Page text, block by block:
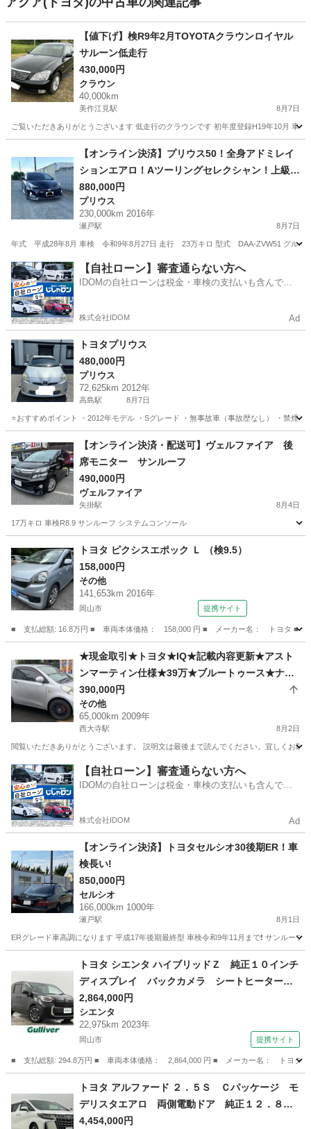
【値下げ】検R9年2月TOYOTAクラウンロイヤル
サルーン低走行
430,000円
クラウン
40,000km
美作江見駅 8月7日
ご覧いただきありがとうございます 低走行のクラウンです 初年度登録H19年10月 車
美作江見駅 クラウン クラウンロイヤル
【オンライン決済】プリウス50！全身アドミレイ
ションエアロ！Aツーリングセレクシャン！上級グ
レード
880,000円
プリウス
230,000km 2016年
瀬戸駅 8月7日
年式 平成28年8月 車検 令和9年8月27日 走行 23万キロ 型式 DAA-ZVW51 グルー
岡山 赤磐市 瀬戸駅 プリウス
【自社ローン】審査通らない方へ
IDOMの自社ローンは税金・車検の支払いも含んでい
株式会社IDOM Ad
トヨタプリウス
480,000円
プリウス
72,625km 2012年
高島駅 8月7日
⭐️おすすめポイント ・2012年モデル ・Sグレード ・無事故車（事故歴なし） ・禁煙
高島駅 プリウス トヨタプリウス
【オンライン決済・配送可】ヴェルファイア 後
席モニター サンルーフ
490,000円
ヴェルファイア
矢掛駅 8月4日
17万キロ 車検R8.9 サンルーフ システムコンソール
矢掛駅 ヴェルファイア サンルーフ
トヨタ ピクシスエポック Ｌ （検9.5）
158,000円
その他
141,653km 2016年
岡山市 提携サイト
■ 支払総額: 16.8万円 ■ 車両本体価格： 158,000 円 ■ メーカー名： トヨタ
その他
★現金取引★トヨタ★IQ★記載内容更新★アスト
ンマーティン仕様★39万★ブルートゥース★ナビ
★バックカメラ★２１年式★65000km走行★車検
令和10年7月まで★
390,000円
その他
65,000km 2009年
西大寺駅 8月2日
閲覧いただきありがとうございます。 説明文は最後まで読んでください。宜しく
岡山 岡山市 西大寺駅 その他 アストンマーティン
【自社ローン】審査通らない方へ
IDOMの自社ローンは税金・車検の支払いも含んでい
株式会社IDOM Ad
【オンライン決済】トヨタセルシオ30後期ER！車
検長い!
850,000円
セルシオ
166,000km 1000年
瀬戸駅 8月1日
ERグレード車高調になります 平成17年後期最終型 車検令和9年11月まで❗️ サンルー
瀬戸駅 セルシオ 後期
トヨタ シエンタ ハイブリッドＺ 純正１０インチ
ディスプレイ バックカメラ シートヒーター
ステアリングヒーター ＥＴＣ２．０ ドライブ
レコーダー 両側パワースライドドア トヨタセ
ーフティーセンス プリクラッシュセーフ 追従
2,864,000円
シエンタ
22,975km 2023年
岡山市 提携サイト
■ 支払総額: 294.8万円 ■ 車両本体価格： 2,864,000 円 ■ メーカー名： トヨタ
シエンタ
トヨタ アルファード ２．５Ｓ Ｃパッケージ モ
デリスタエアロ 両側電動ドア 純正１２．８フ
リップダウン 純正９インチディスプレイ 地デ
4,454,000円